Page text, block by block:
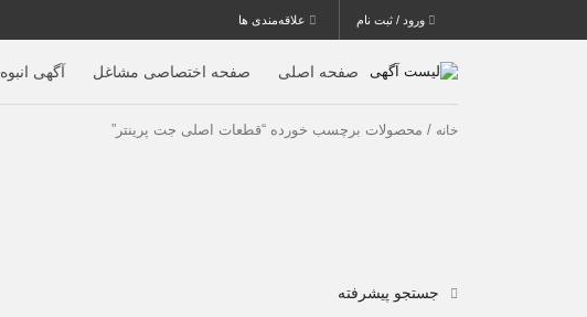
ورود / ثبت نام علاقه‌مندی ها
صفحه اصلی صفحه اختصاصی مشاغل آگهی‌ انبوه
خانه / محصولات برچسب خورده “قطعات اصلی جت پرینتر”
جستجو پیشرفته